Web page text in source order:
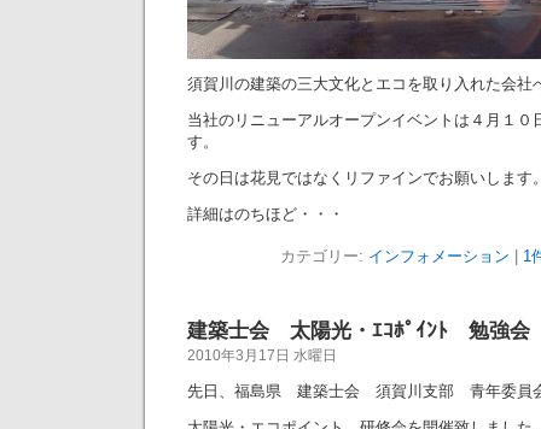
須賀川の建築の三大文化とエコを取り入れた会社
当社のリニューアルオープンイベントは４月１０
す。
その日は花見ではなくリファインでお願いします
詳細はのちほど・・・
カテゴリー: インフォメーション 1
建築士会 太陽光・ｴｺﾎﾟｲﾝﾄ 勉強会
2010年3月17日 水曜日
先日、福島県 建築士会 須賀川支部 青年委員